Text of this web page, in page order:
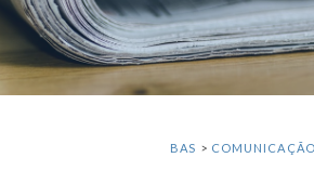
BAS > COMUNICAÇÃO